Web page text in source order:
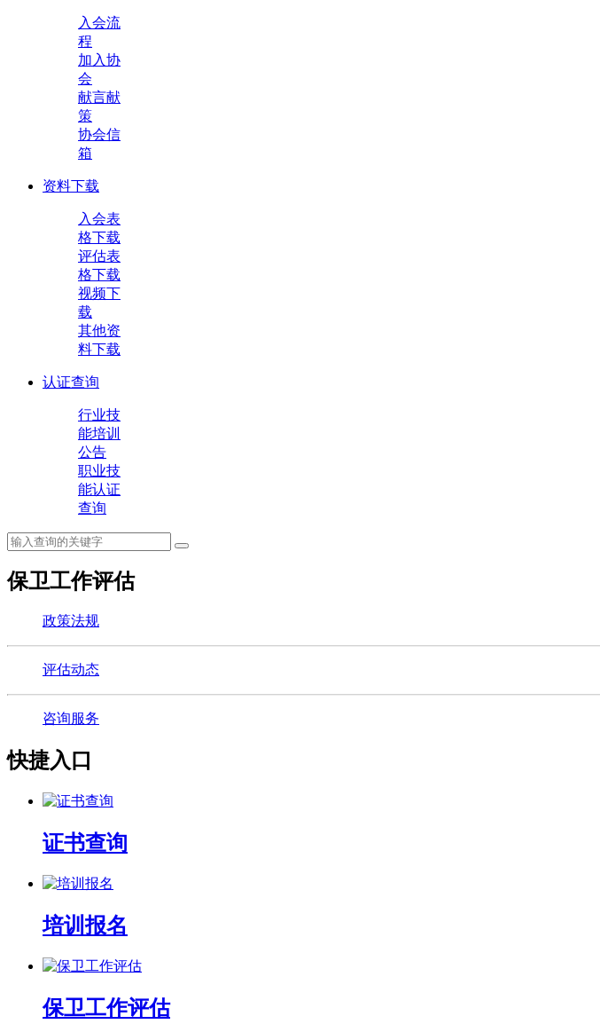
入会流
程
加入协
会
献言献
策
协会信
箱
资料下载
入会表
格下载
评估表
格下载
视频下
载
其他资
料下载
认证查询
行业技
能培训
公告
职业技
能认证
查询
保卫工作评估
政策法规
评估动态
咨询服务
快捷入口
证书查询
培训报名
保卫工作评估